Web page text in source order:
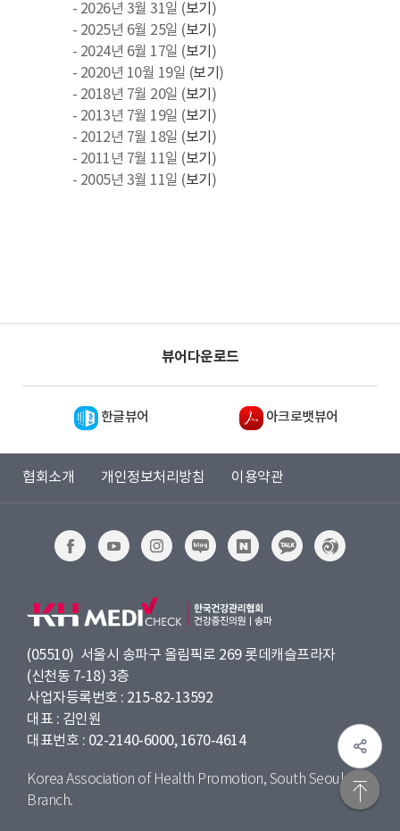
- 2026년 3월 31일 (보기 )
- 2025년 6월 25일 (보기 )
- 2024년 6월 17일 (보기 )
- 2020년 10월 19일 (보기 )
- 2018년 7월 20일 (보기 )
- 2013년 7월 19일 (보기 )
- 2012년 7월 18일 (보기 )
- 2011년 7월 11일 (보기 )
- 2005년 3월 11일 (보기 )
뷰어다운로드
한글뷰어 아크로뱃뷰어
협회소개 개인정보처리방침 이용약관
(05510) 서울시 송파구 올림픽로 269 롯데캐슬프라자
(신천동 7-18) 3층
사업자등록번호 : 215-82-13592
대표 : 김인원
대표번호 : 02-2140-6000, 1670-4614
Korea Association of Health Promotion, South Seoul
Branch.